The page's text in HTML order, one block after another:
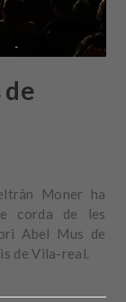
Moner ha
corda de les
Abel Mus de
de Vila-real.